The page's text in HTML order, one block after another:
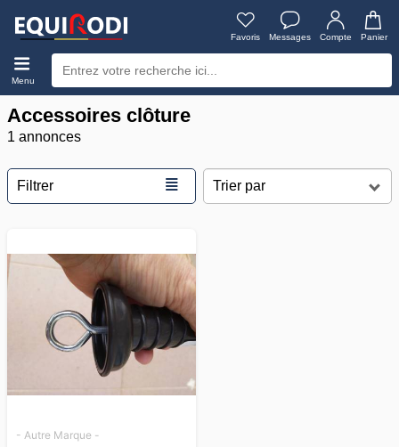
Favoris Messages Compte Panier
Menu
Accessoires clôture
1 annonces
Filtrer ≣
- Autre Marque -